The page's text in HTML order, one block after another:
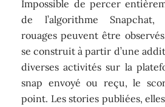
Impossible de percer
de l’algorithme
rouages peuvent être
se construit à partir d’une
diverses activités sur la
snap envoyé ou reçu, le
point. Les stories publiées,